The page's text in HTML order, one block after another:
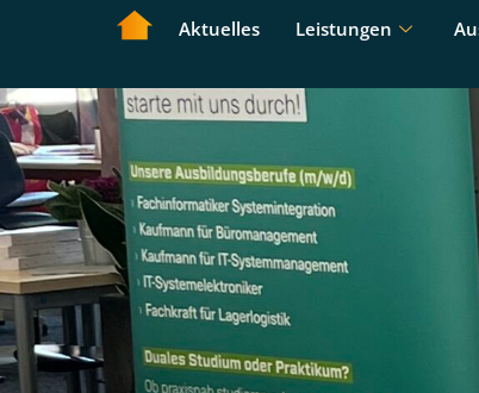
Aktuelles Leistungen